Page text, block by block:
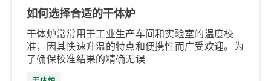
如何选择合适的干体炉
干体炉常常用于工业生产车间和实验室的温度校
准，因其快速升温的特点和便携性而广受欢迎。为
了确保校准结果的精确无误